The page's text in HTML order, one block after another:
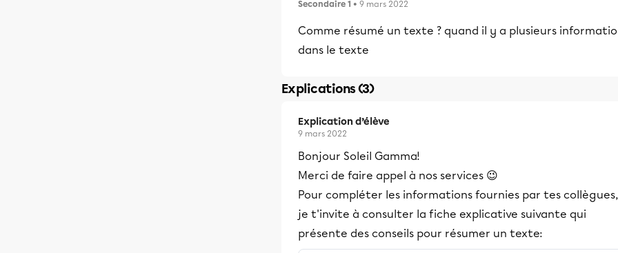
Secondaire 1 • 9 mars 2022
Comme résumé un texte ? quand il y a plusieurs
dans le texte
Explications (3)
Explication d’élève
9 mars 2022
Bonjour Soleil Gamma!
Merci de faire appel à nos services 😉
Pour compléter les informations fournies par tes collègues,
je t'invite à consulter la fiche explicative suivante qui
présente des conseils pour résumer un texte: